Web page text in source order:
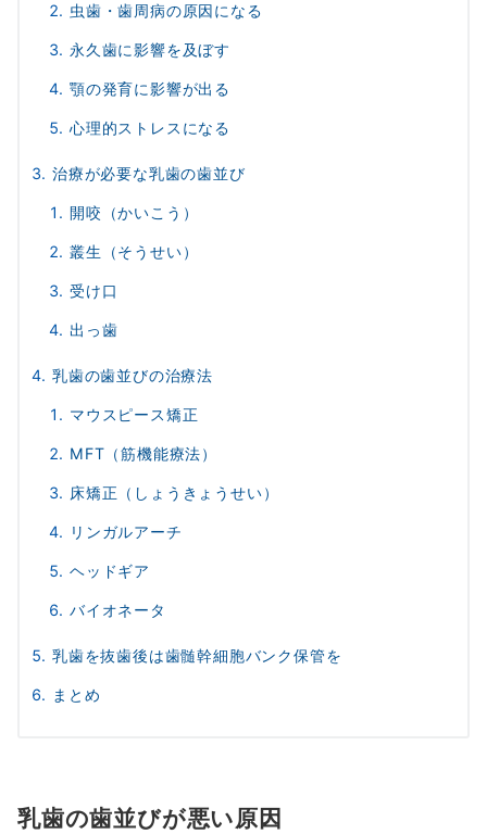
虫歯・歯周病の原因になる
永久歯に影響を及ぼす
顎の発育に影響が出る
心理的ストレスになる
治療が必要な乳歯の歯並び
開咬（かいこう）
叢生（そうせい）
受け口
出っ歯
乳歯の歯並びの治療法
マウスピース矯正
MFT（筋機能療法）
床矯正（しょうきょうせい）
リンガルアーチ
ヘッドギア
バイオネータ
乳歯を抜歯後は歯髄幹細胞バンク保管を
まとめ
乳歯の歯並びが悪い原因